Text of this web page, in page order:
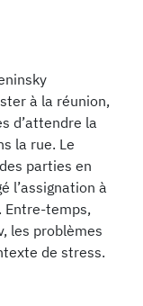
à la réunion,
d’attendre la
la rue. Le
parties en
l’assignation à
Entre-temps,
les problèmes
de stress.